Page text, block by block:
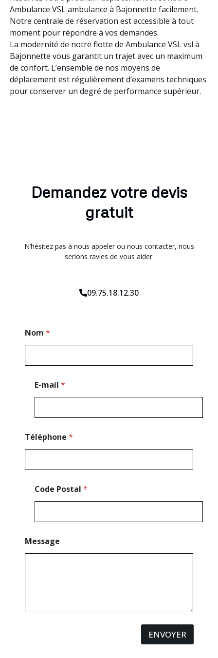
Ambulance VSL ambulance à Bajonnette facilement.
Notre centrale de réservation est accessible à tout
moment pour répondre à vos demandes.
La modernité de notre flotte de Ambulance VSL vsl à
Bajonnette vous garantit un trajet avec un maximum
de confort. L’ensemble de nos moyens de
déplacement est régulièrement d’examens techniques
pour conserver un degré de performance supérieur.
Demandez votre devis
gratuit
N’hésitez pas à nous appeler ou nous contacter, nous
serions ravies de vous aider.
09.75.18.12.30
Nom *
E-mail *
Téléphone *
Code Postal *
Message
ENVOYER